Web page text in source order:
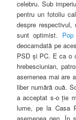
celebru. Sub
pentru un fotoliu
despre
sunt optimist.
deocamdată pe
PSD şi PC. E ca o
hrebesciunian,
asemenea mai are
liber numără ouă.
a acceptat s-o ţie
lume, pe la Casa
asemenea gen. În